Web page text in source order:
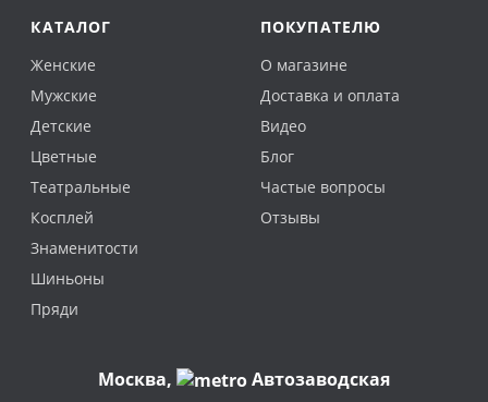
КАТАЛОГ
Женские
Мужские
Детские
Цветные
Театральные
Косплей
Знаменитости
Шиньоны
Пряди
ПОКУПАТЕЛЮ
О магазине
Доставка и оплата
Видео
Блог
Частые вопросы
Отзывы
Москва, Автозаводская